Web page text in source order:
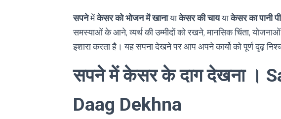
सपनेमेंकेसर को भोजन में खानायाकेसर की चाययाकेसर का पानी
समस्याओं के आने, व्यर्थ की उम्मीदों को रखने, मानसिक चिंता,
इशारा करता है। यह सपना देखने पर आप अपने कार्यो को पूर्ण दृढ़
सपने में केसर के दाग देखना ।
Daag Dekhna